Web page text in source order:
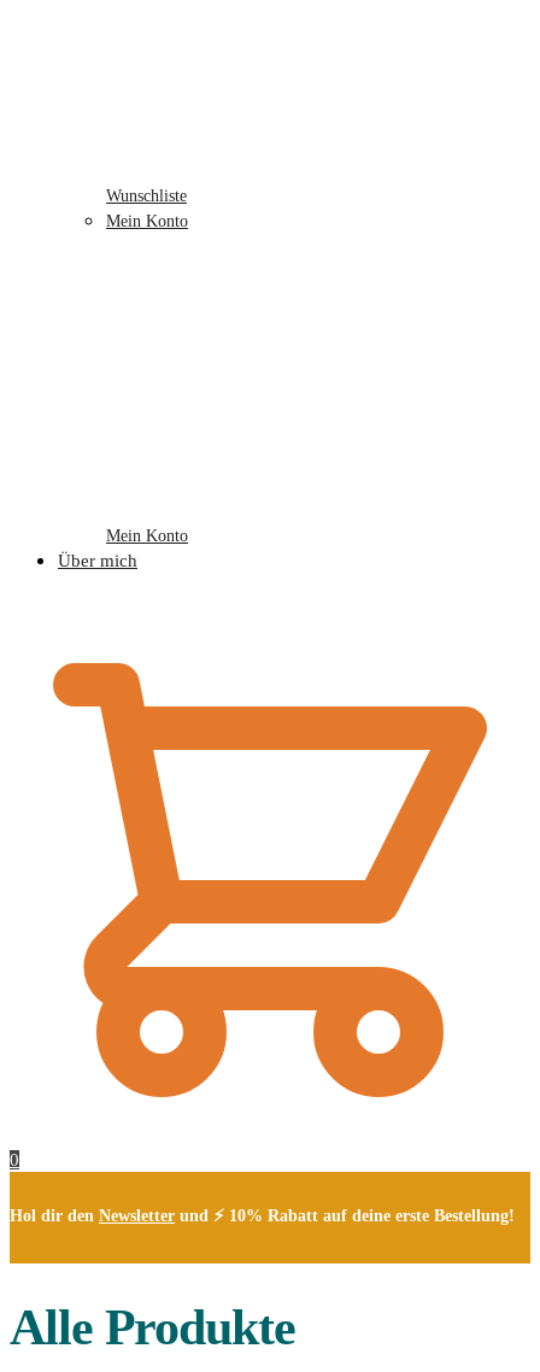
Wunschliste
Mein Konto
Mein Konto
Über mich
0
Hol dir den Newsletter und ⚡ 10% Rabatt auf deine erste Bestellung!
Alle Produkte